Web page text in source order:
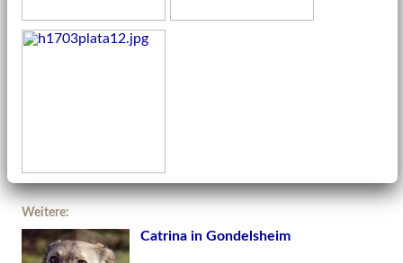
Weitere:
Catrina in Gondelsheim